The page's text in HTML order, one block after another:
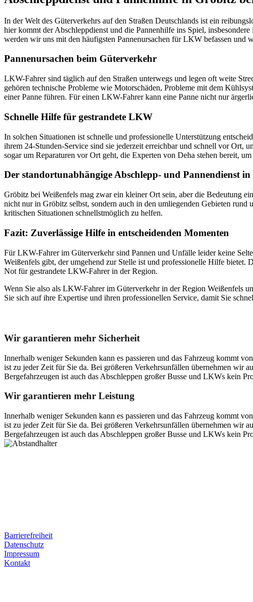
In der Welt des Güterverkehrs auf den Straßen Deutschlands ist ein
hier kommt der Abschleppdienst und die Pannenhilfe ins Spiel,
werden wir uns mit den häufigsten Pannenursachen für LKW befassen
Pannenursachen beim Güterverkehr
LKW-Fahrer sind täglich auf den Straßen unterwegs und legen oft weite
gehören technische Probleme wie Motorschäden, Probleme mit dem
einer Panne führen. Für einen LKW-Fahrer kann eine Panne nicht nur
Schnelle Hilfe für gestrandete LKW
In solchen Situationen ist schnelle und professionelle Unterstützung
ihrem 24-Stunden-Service sind sie jederzeit erreichbar und schnell vor Ort,
sogar um Reparaturen vor Ort geht, die Experten von Deha stehen bereit,
Der standortunabhängige Abschlepp- und Pannendienst
Gröbitz bei Weißenfels mag zwar ein kleiner Ort sein, aber die Bedeutung
nicht nur in Gröbitz selbst, sondern auch in den umliegenden Gebieten
kritischen Situationen schnellstmöglich zu helfen.
Fazit: Zuverlässige Hilfe in entscheidenden Momenten
Für LKW-Fahrer im Güterverkehr sind Pannen und Unfälle leider keine
Weißenfels gibt, der umgehend zur Stelle ist und professionelle Hilfe bietet.
Not für gestrandete LKW-Fahrer in der Region.
Wenn Sie also als LKW-Fahrer im Güterverkehr in der Region Weißenfels
Sie sich auf ihre Expertise und ihren professionellen Service, damit Sie
Wir garantieren mehr Sicherheit
Innerhalb weniger Sekunden kann es passieren und das Fahrzeug kommt
ist zu jeder Zeit für Sie da. Bei größeren Verkehrsunfällen übernehmen wir
Bergefahrzeugen ist auch das Abschleppen großer Busse und LKWs kein
Wir garantieren mehr Leistung
Innerhalb weniger Sekunden kann es passieren und das Fahrzeug kommt
ist zu jeder Zeit für Sie da. Bei größeren Verkehrsunfällen übernehmen wir
Bergefahrzeugen ist auch das Abschleppen großer Busse und LKWs kein
Barrierefreiheit
Datenschutz
Impressum
Kontakt